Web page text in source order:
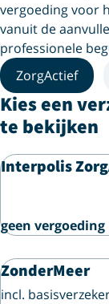
vergoeding voor
vanuit de
professionele
ZorgActief
Kies een
te bekijken
Interpolis
geen vergoeding
ZonderMeer
incl.